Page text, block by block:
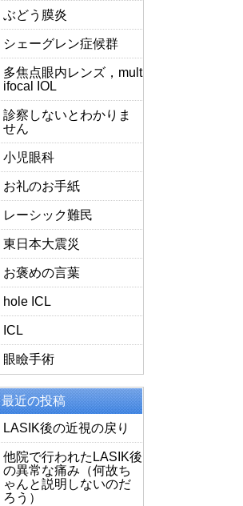
ぶどう膜炎
シェーグレン症候群
多焦点眼内レンズ，mult
ifocal IOL
診察しないとわかりま
せん
小児眼科
お礼のお手紙
レーシック難民
東日本大震災
お褒めの言葉
hole ICL
ICL
眼瞼手術
最近の投稿
LASIK後の近視の戻り
他院で行われたLASIK後
の異常な痛み（何故ち
ゃんと説明しないのだ
ろう）